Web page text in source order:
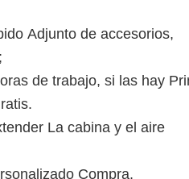
Adjunto de accesorios,
de trabajo, si las hay
La cabina y el aire
Compra,